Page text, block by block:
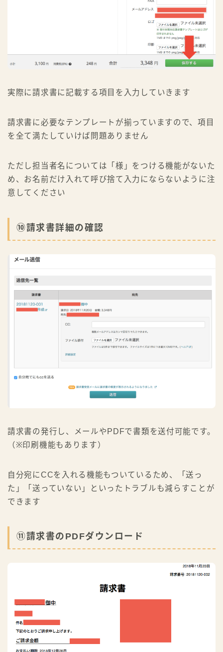
実際に請求書に記載する項目を入力していきます
請求書に必要なテンプレートが揃っていますので、項目
を全て満たしていけば問題ありません
ただし担当者名については「様」をつける機能がないた
め、お名前だけ入れて呼び捨て入力にならないように注
意してください
⑩請求書詳細の確認
請求書の発行し、メールやPDFで書類を送付可能です。
（※印刷機能もあります）
自分宛にCCを入れる機能もついているため、「送っ
た」「送っていない」といったトラブルも減らすことが
できます
⑪請求書のPDFダウンロード